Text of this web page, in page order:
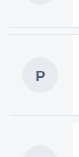
Р